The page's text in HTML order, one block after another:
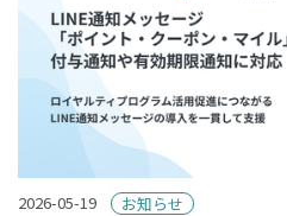
2026-05-19 お知らせ